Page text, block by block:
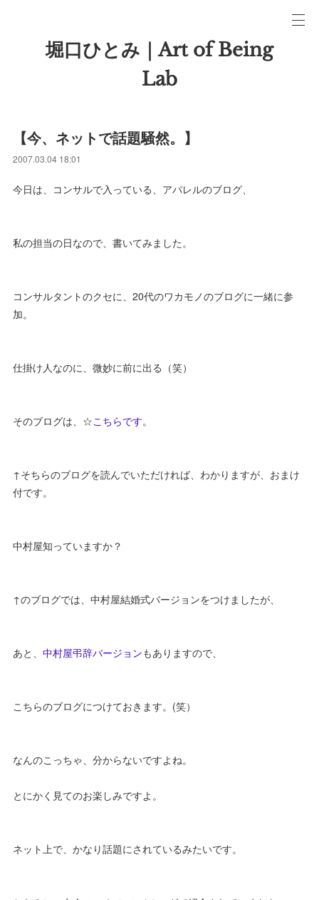
堀口ひとみ｜Art of Being
Lab
【今、ネットで話題騒然。】
2007.03.04 18:01
今日は、コンサルで入っている、アパレルのブログ、
私の担当の日なので、書いてみました。
コンサルタントのクセに、20代のワカモノのブログに一緒に参
加。
仕掛け人なのに、微妙に前に出る（笑）
そのブログは、☆こちらです。
↑そちらのブログを読んでいただければ、わかりますが、おまけ
付です。
中村屋知っていますか？
↑のブログでは、中村屋結婚式バージョンをつけましたが、
あと、中村屋弔辞バージョンもありますので、
こちらのブログにつけておきます。(笑）
なんのこっちゃ、分からないですよね。
とにかく見てのお楽しみですよ。
ネット上で、かなり話題にされているみたいです。